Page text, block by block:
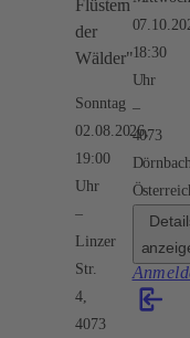
Flüstern
der
Wälder"
Sonntag
02.08.2026,
19:00
Uhr
Linzer
Str.
4,
4073
18:30
Uhr
4073